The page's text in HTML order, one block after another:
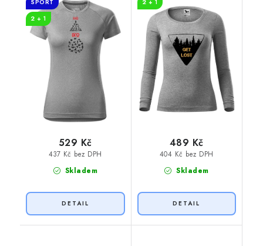
SPORT
2 + 1
Skladem
437 Kč bez DPH
529 Kč
2 + 1
Skladem
404 Kč bez DPH
489 Kč